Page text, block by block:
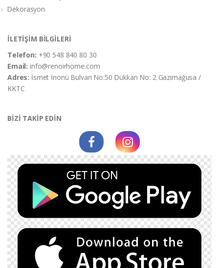
Dekorasyon
İLETİŞİM BİLGİLERİ
Telefon: +90 548 840 80 30
Email:info@renoirhome.com
Adres: İsmet İnonü Bulvarı No:50 Dükkan No: 2 Gazimağusa /
KKTC
BİZİ TAKİP EDİN